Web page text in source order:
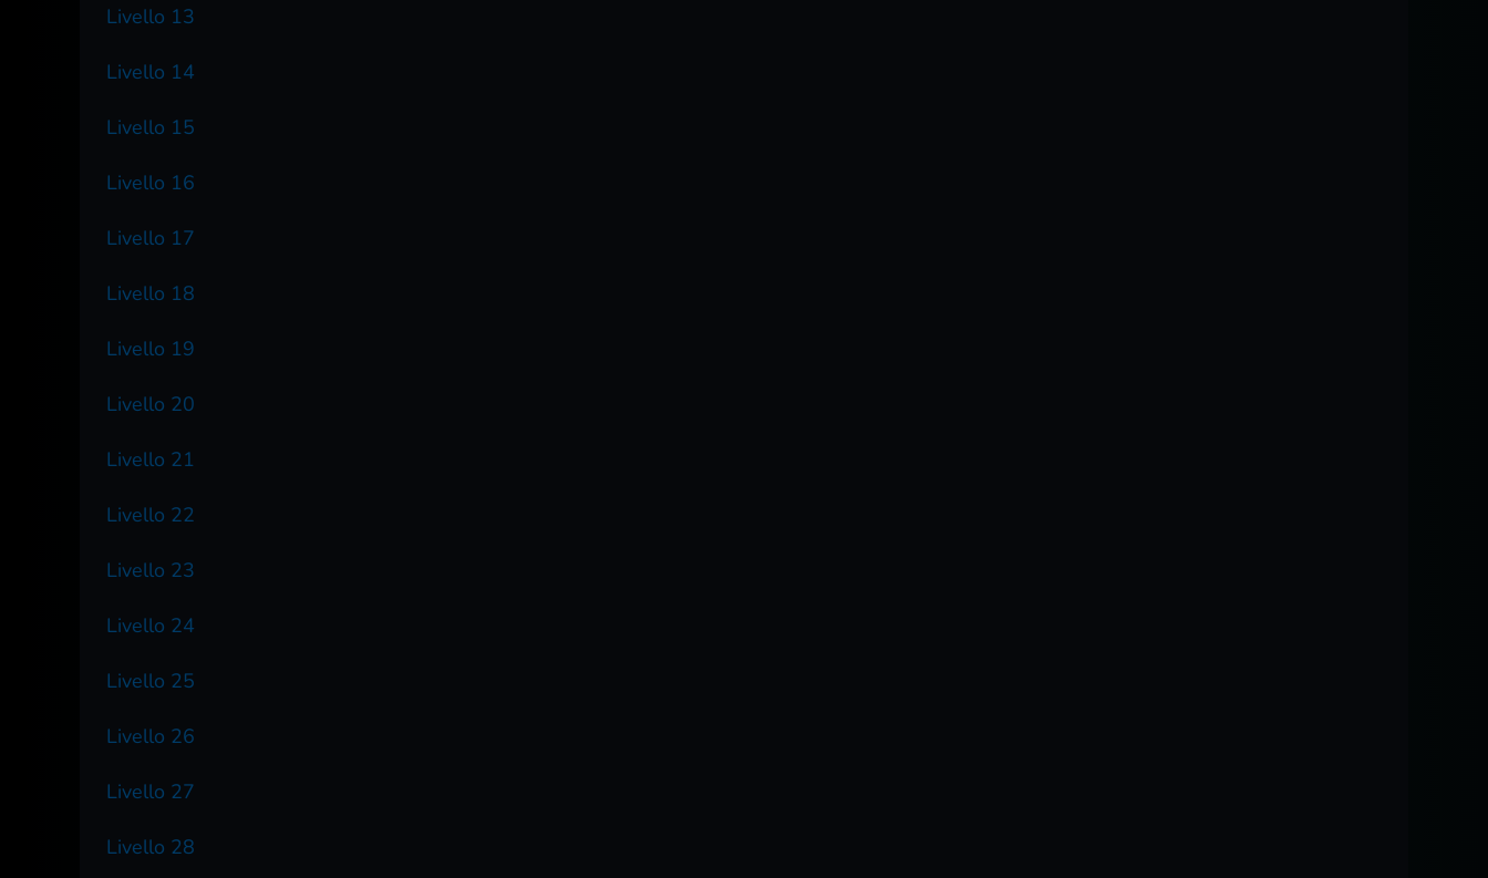
Livello 13
Livello 14
Livello 15
Livello 16
Livello 17
Livello 18
Livello 19
Livello 20
Livello 21
Livello 22
Livello 23
Livello 24
Livello 25
Livello 26
Livello 27
Livello 28